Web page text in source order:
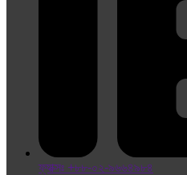
ফ্যাক্সঃ +৮৮-০২-৯৬৬৪৯৮৪